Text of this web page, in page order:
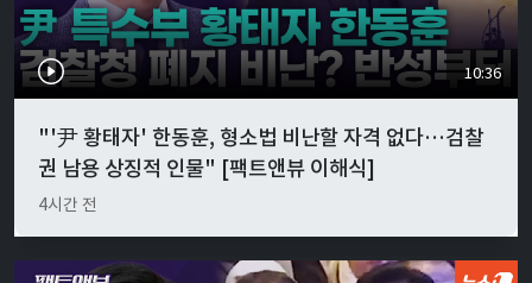
10:36
"'尹 황태자' 한동훈, 형소법 비난할 자격 없다…검찰
권 남용 상징적 인물" [팩트앤뷰 이해식]
4시간 전